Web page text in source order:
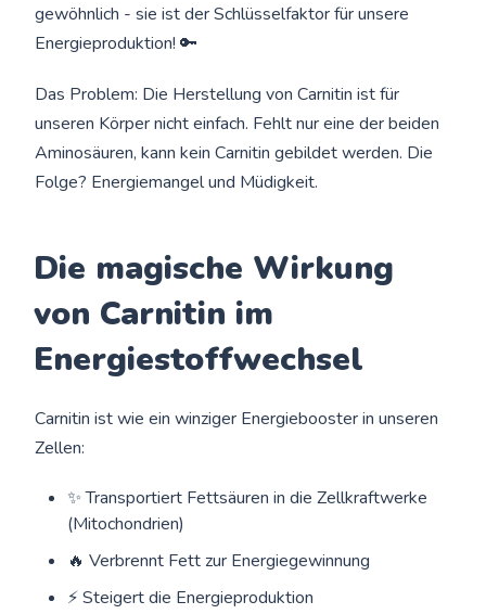
gewöhnlich - sie ist der Schlüsselfaktor für unsere
Energieproduktion! 🔑
Das Problem: Die Herstellung von Carnitin ist für
unseren Körper nicht einfach. Fehlt nur eine der beiden
Aminosäuren, kann kein Carnitin gebildet werden. Die
Folge? Energiemangel und Müdigkeit.
Die magische Wirkung
von Carnitin im
Energiestoffwechsel
Carnitin ist wie ein winziger Energiebooster in unseren
Zellen:
✨ Transportiert Fettsäuren in die Zellkraftwerke
(Mitochondrien)
🔥 Verbrennt Fett zur Energiegewinnung
⚡ Steigert die Energieproduktion